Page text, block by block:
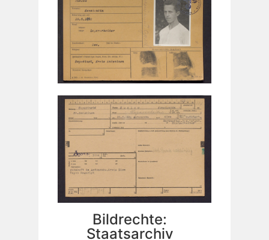
Bildrechte:
Staatsarchiv